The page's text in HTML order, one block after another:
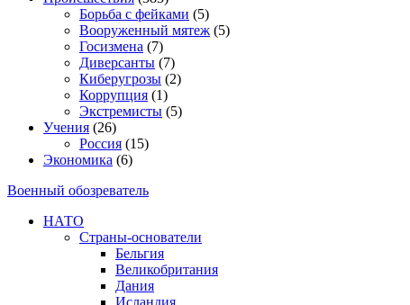
Борьба с фейками (5)
Вооруженный мятеж (5)
Госизмена (7)
Диверсанты (7)
Киберугрозы (2)
Коррупция (1)
Экстремисты (5)
Учения (26)
Россия (15)
Экономика (6)
Военный обозреватель
НАТО
Страны-основатели
Бельгия
Великобритания
Дания